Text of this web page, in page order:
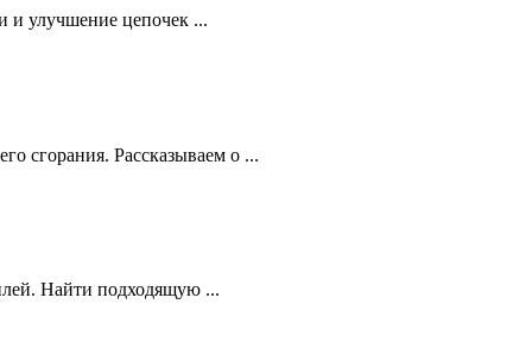
и улучшение цепочек ...
сгорания. Рассказываем о ...
Найти подходящую ...